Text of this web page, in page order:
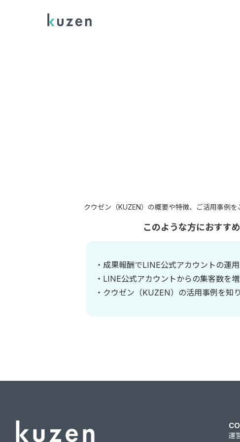
クウゼン（KUZEN）の概要や特徴、ご活用事例を
このような方におすす
・成果報酬でLINE公式アカウントの運
・LINE公式アカウントからの集客数を
・クウゼン（KUZEN）の活用事例を知
運